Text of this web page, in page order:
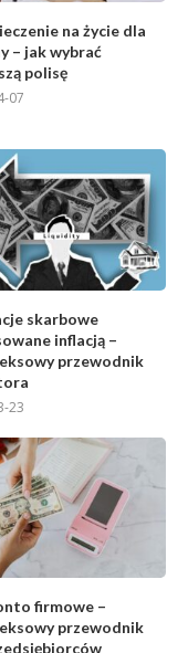
na życie dla
– jak wybrać
polisę
07
skarbowe
inflacją –
przewodnik
23
firmowe –
przewodnik